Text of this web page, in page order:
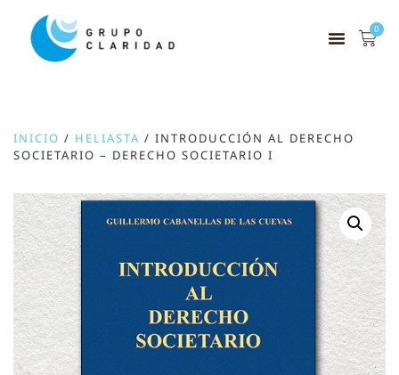
0
INICIO / HELIASTA / INTRODUCCIÓN AL DERECHO
SOCIETARIO – DERECHO SOCIETARIO I